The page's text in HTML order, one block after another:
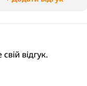
відгук.